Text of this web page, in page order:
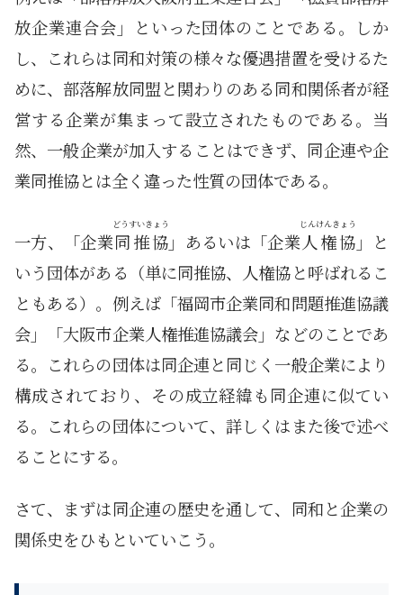
放企業連合会」といった団体のことである。しか
し、これらは同和対策の様々な優遇措置を受けるた
めに、部落解放同盟と関わりのある同和関係者が経
営する企業が集まって設立されたものである。当
然、一般企業が加入することはできず、同企連や企
業同推協とは全く違った性質の団体である。
一方、「企業同推協
どうすいきょう
」あるいは「企業人権協
じんけんきょう
」と
いう団体がある（単に同推協、人権協と呼ばれるこ
ともある）。例えば「福岡市企業同和問題推進協議
会」「大阪市企業人権推進協議会」などのことであ
る。これらの団体は同企連と同じく一般企業により
構成されており、その成立経緯も同企連に似てい
る。これらの団体について、詳しくはまた後で述べ
ることにする。
さて、まずは同企連の歴史を通して、同和と企業の
関係史をひもといていこう。